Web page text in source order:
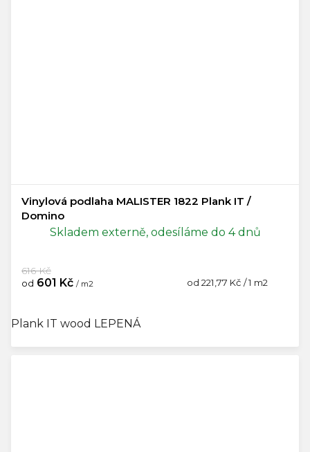
Vinylová podlaha MALISTER 1822 Plank IT /
Domino
Skladem externě, odesíláme do 4 dnů
od 601 Kč / m2
616 Kč
Měrná
od 221,77 Kč / 1 m2
Plank IT wood LEPENÁ